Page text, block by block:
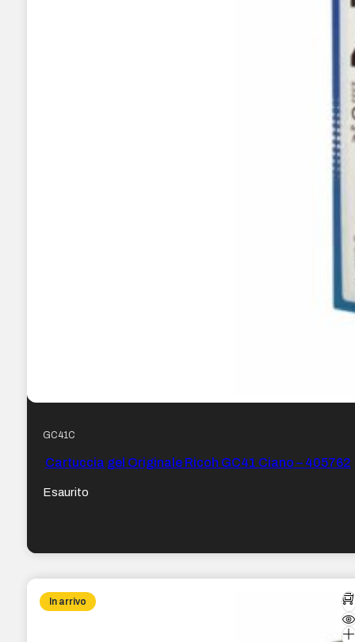
GC41C
Cartuccia gel Originale Ricoh GC41 Ciano – 405762
Esaurito
In arrivo